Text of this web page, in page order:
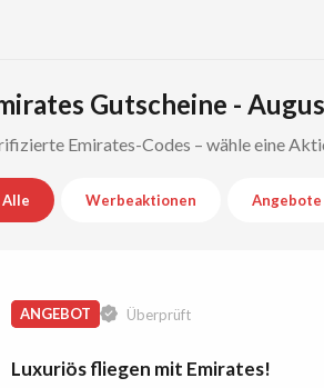
Gutscheine -
Emirates-Codes – wähle eine
Alle Werbeaktionen Angebote
ANGEBOT Überprüft
Luxuriös fliegen mit Emirates!